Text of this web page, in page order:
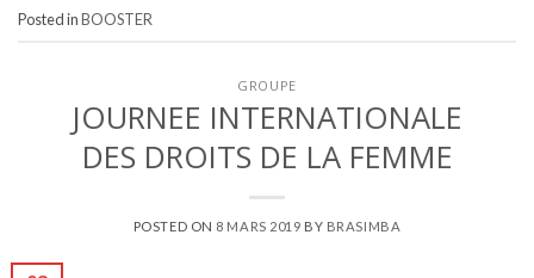
Posted inBOOSTER
GROUPE
JOURNEE INTERNATIONALE
DES DROITS DE LA FEMME
POSTED ON 8 MARS 2019 BY BRASIMBA